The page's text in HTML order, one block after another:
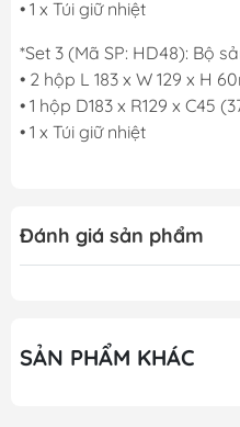
• 1 x Túi giữ nhiệt
*Set 3 (Mã SP: HD48): Bộ
• 2 hộp L 183 x W 129 x H
• 1 hộp D183 x R129 x C45
• 1 x Túi giữ nhiệt
Đánh giá sản phẩm
SẢN PHẨM KHÁC